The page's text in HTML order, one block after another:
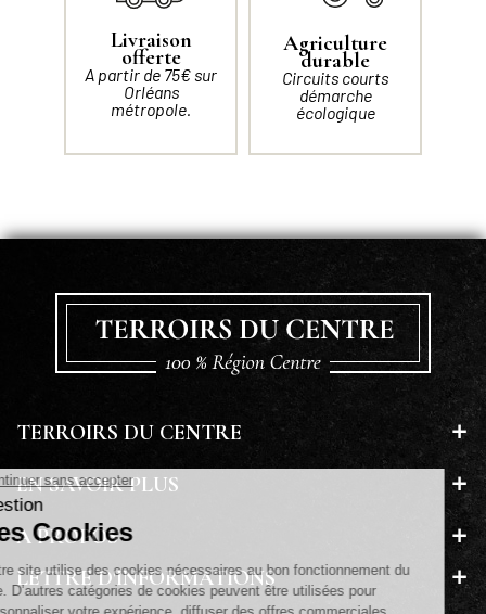
Livraison
offerte
A partir de 75€ sur
Orléans
métropole.
Agriculture
durable
Circuits courts
démarche
écologique
TERROIRS DU CENTRE
EN SAVOIR PLUS
A PROPOS
LETTRE D'INFORMATIONS